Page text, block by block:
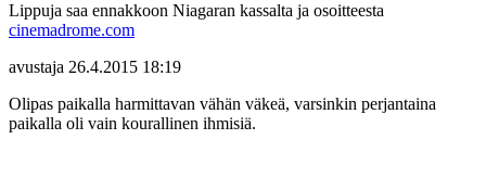
Lippuja saa ennakkoon Niagaran kassalta ja osoitteesta
cinemadrome.com
avustaja 26.4.2015 18:19
Olipas paikalla harmittavan vähän väkeä, varsinkin perjantaina
paikalla oli vain kourallinen ihmisiä.